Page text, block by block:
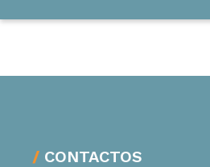
CONTACTOS